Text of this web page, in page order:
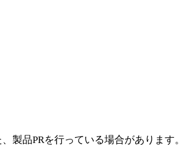
製品PRを行っている場合があります。